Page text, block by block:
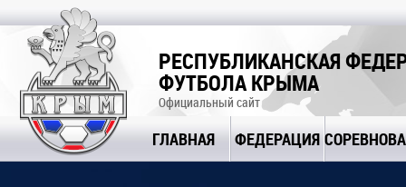
РЕСПУБЛИКАНСКАЯ
ФУТБОЛА КРЫМА
Официальный сайт
ГЛАВНАЯ ФЕДЕРАЦИЯ